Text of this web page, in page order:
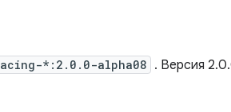
*:2.0.0-alpha08 . Версия